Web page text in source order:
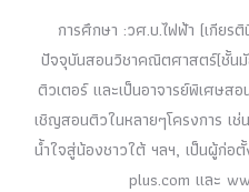
การศึกษา :วศ.บ.ไฟฟ้า (เกียร
ปัจจุบันสอนวิชาคณิตศาสตร์(ชั้นมั
ติวเตอร์ และเป็นอาจารย์พิเศษสอ
เชิญสอนติวในหลายๆโครงการ เช่
น้ำใจสู่น้องชาวใต้ ฯลฯ, เป็นผู้ก่อ
plus.com และ